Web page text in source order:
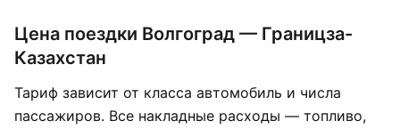
Цена поездки Волгоград — Границза-
Казахстан
Тариф зависит от класса автомобиль и числа
пассажиров. Все накладные расходы — топливо,